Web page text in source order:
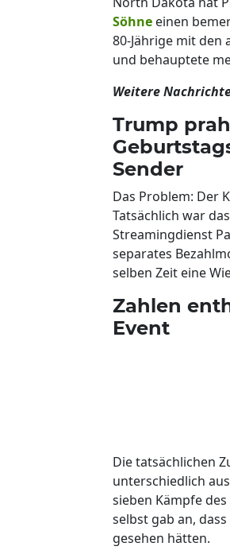
Söhne einen
80-Jährige mit den
und behauptete
Weitere
Trump
Sender
Das Problem: Der
Tatsächlich war
Streamingdienst
separates
selben Zeit eine
Zahlen
Event
Die tatsächlichen
unterschiedlich
sieben Kämpfe
selbst gab an,
gesehen hätten.